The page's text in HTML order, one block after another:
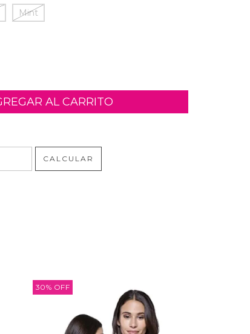
Mint
CALCULAR
30% OFF